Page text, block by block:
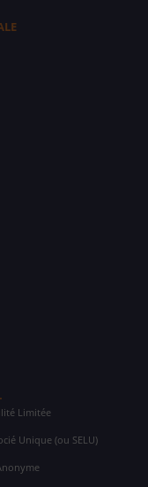
Limitée
Unique (ou SELU)